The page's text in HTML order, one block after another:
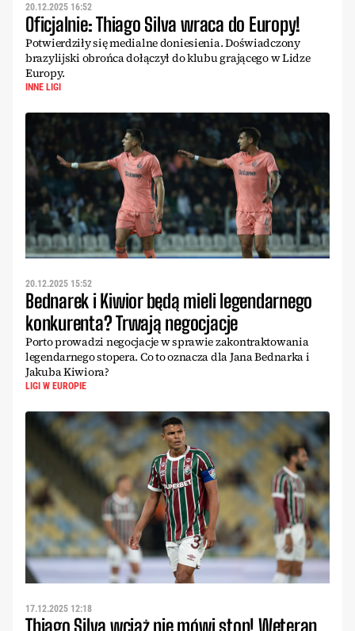
20.12.2025 16:52
Oficjalnie: Thiago Silva wraca do Europy!
Potwierdziły się medialne doniesienia. Doświadczony
brazylijski obrońca dołączył do klubu grającego w Lidze
Europy.
INNE LIGI
20.12.2025 15:52
Bednarek i Kiwior będą mieli legendarnego
konkurenta? Trwają negocjacje
Porto prowadzi negocjacje w sprawie zakontraktowania
legendarnego stopera. Co to oznacza dla Jana Bednarka i
Jakuba Kiwiora?
LIGI W EUROPIE
17.12.2025 12:18
Thiago Silva wciąż nie mówi stop! Weteran